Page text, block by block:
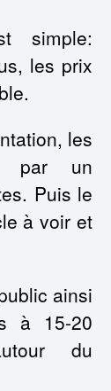
simple:
les prix
les
par un
Puis le
à voir et
ainsi
à 15-20
du